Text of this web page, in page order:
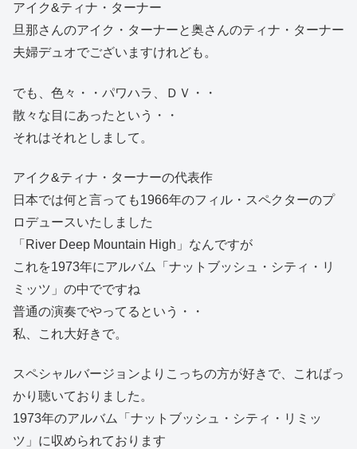
アイク&ティナ・ターナー
旦那さんのアイク・ターナーと奥さんのティナ・ターナー
夫婦デュオでございますけれども。
でも、色々・・パワハラ、ＤＶ・・
散々な目にあったという・・
それはそれとしまして。
アイク&ティナ・ターナーの代表作
日本では何と言っても1966年のフィル・スペクターのプ
ロデュースいたしました
「River Deep Mountain High」なんですが
これを1973年にアルバム「ナットブッシュ・シティ・リ
ミッツ」の中でですね
普通の演奏でやってるという・・
私、これ大好きで。
スペシャルバージョンよりこっちの方が好きで、こればっ
かり聴いておりました。
1973年のアルバム「ナットブッシュ・シティ・リミッ
ツ」に収められております